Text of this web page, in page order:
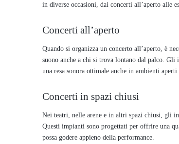
in diverse occasioni, dai concerti all’aperto alle
Concerti all’aperto
Quando si organizza un concerto all’aperto, è
suono anche a chi si trova lontano dal palco.
una resa sonora ottimale anche in ambienti aperti.
Concerti in spazi chiusi
Nei teatri, nelle arene e in altri spazi chiusi, gli
Questi impianti sono progettati per offrire una
possa godere appieno della performance.